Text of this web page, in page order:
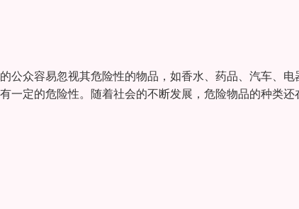
公众容易忽视其危险性的物品，如香水、药品、汽车、电
一定的危险性。随着社会的不断发展，危险物品的种类还